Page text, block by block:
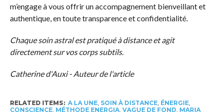
m’engage à vous offrir un accompagnement bienveillant et
authentique, en toute transparence et confidentialité.
Chaque soin astral est pratiqué à distance et agit
directement sur vos corps subtils.
Catherine d'Auxi - Auteur de l'article
RELATED ITEMS: A LA UNE, SOIN À DISTANCE, ÉNERGIE,
CONSCIENCE, MÉTHODE ENERGIA, VAGUE DE FOND, MARIA